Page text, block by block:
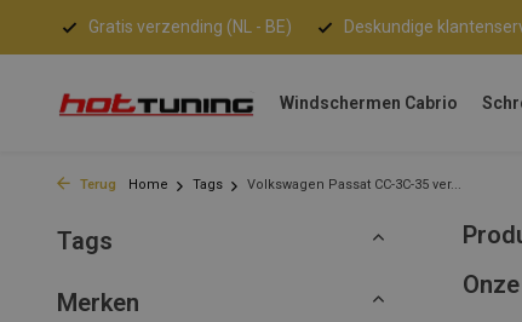
Gratis verzending (NL - BE) Deskundige
Windschermen Cabrio
Terug Home Tags Volkswagen Passat CC-3C-35 ver...
Tags
Merken